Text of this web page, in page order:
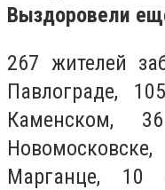
Выздоровели
267 жителей
Павлограде,
Каменском,
Марганце,